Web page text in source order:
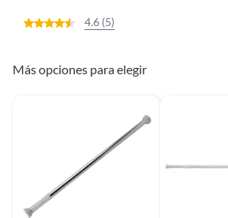
4.6 (5)
Más opciones para elegir